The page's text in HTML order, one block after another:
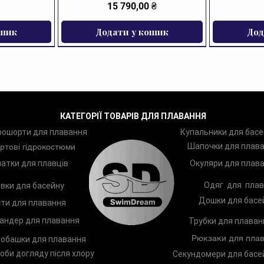
Щоб видалити воду з маски досить підняти голову. При
Після кожного використання обполіскуйте маску
Ціна
15 790,00 ₴
Додати у кошик
Two Шампунь TRISWIM Shampoo Чоловічі
Zoggs Лопатки для плавання Zoggs Дитяче
КАТЕГОРІЇ ТОВАРІВ ДЛЯ ПЛАВАННЯ
для плавання
гідрокостюми
для плавців
Купальники для
Шапочки для
Окуляри для
для басейну
для плавання
Одяг для
Дошки для
для плавання
для плавання
догляду після хлору
Трубки для
Рюкзаки для
Секундомери для